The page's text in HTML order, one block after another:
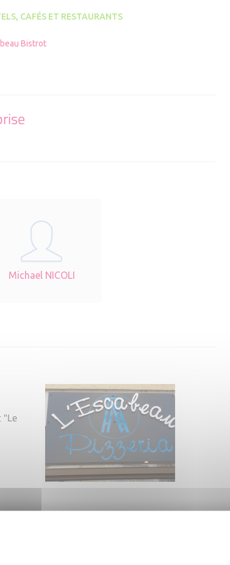
CAFÉS ET RESTAURANTS
Bistrot
Michael NICOLI
"Le